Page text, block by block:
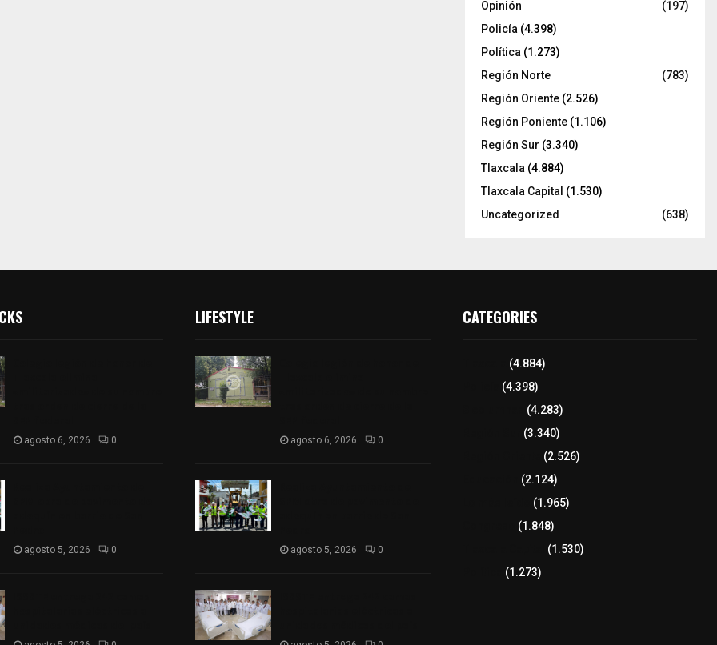
Opinión
(197)
Policía (4.398)
Política (1.273)
Región Norte
(783)
Región Oriente (2.526)
Región Poniente (1.106)
Región Sur (3.340)
Tlaxcala (4.884)
Tlaxcala Capital (1.530)
Uncategorized
(638)
agosto 6, 2026 0
agosto 5, 2026 0
LIFESTYLE
agosto 6, 2026 0
agosto 5, 2026 0
CATEGORIES
(4.884)
(4.398)
(4.283)
(3.340)
(2.526)
(2.124)
(1.965)
(1.848)
(1.530)
(1.273)